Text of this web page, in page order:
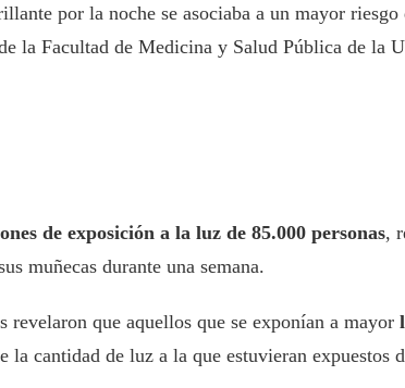
por la noche se asociaba a un mayor
la Facultad de Medicina y Salud Pública de la
de exposición a la luz de 85.000 personas,
muñecas durante una semana.
revelaron que aquellos que se exponían a mayor
la cantidad de luz a la que estuvieran expuestos